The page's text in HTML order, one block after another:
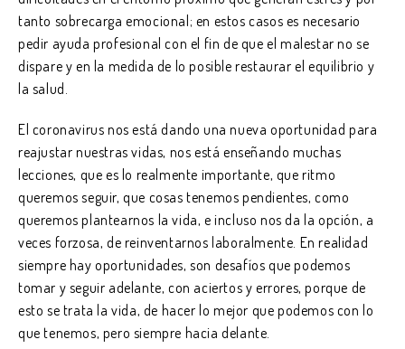
tanto sobrecarga emocional; en estos casos es necesario
pedir ayuda profesional con el fin de que el malestar no se
dispare y en la medida de lo posible restaurar el equilibrio y
la salud.
El coronavirus nos está dando una nueva oportunidad para
reajustar nuestras vidas, nos está enseñando muchas
lecciones, que es lo realmente importante, que ritmo
queremos seguir, que cosas tenemos pendientes, como
queremos plantearnos la vida, e incluso nos da la opción, a
veces forzosa, de reinventarnos laboralmente. En realidad
siempre hay oportunidades, son desafíos que podemos
tomar y seguir adelante, con aciertos y errores, porque de
esto se trata la vida, de hacer lo mejor que podemos con lo
que tenemos, pero siempre hacia delante.